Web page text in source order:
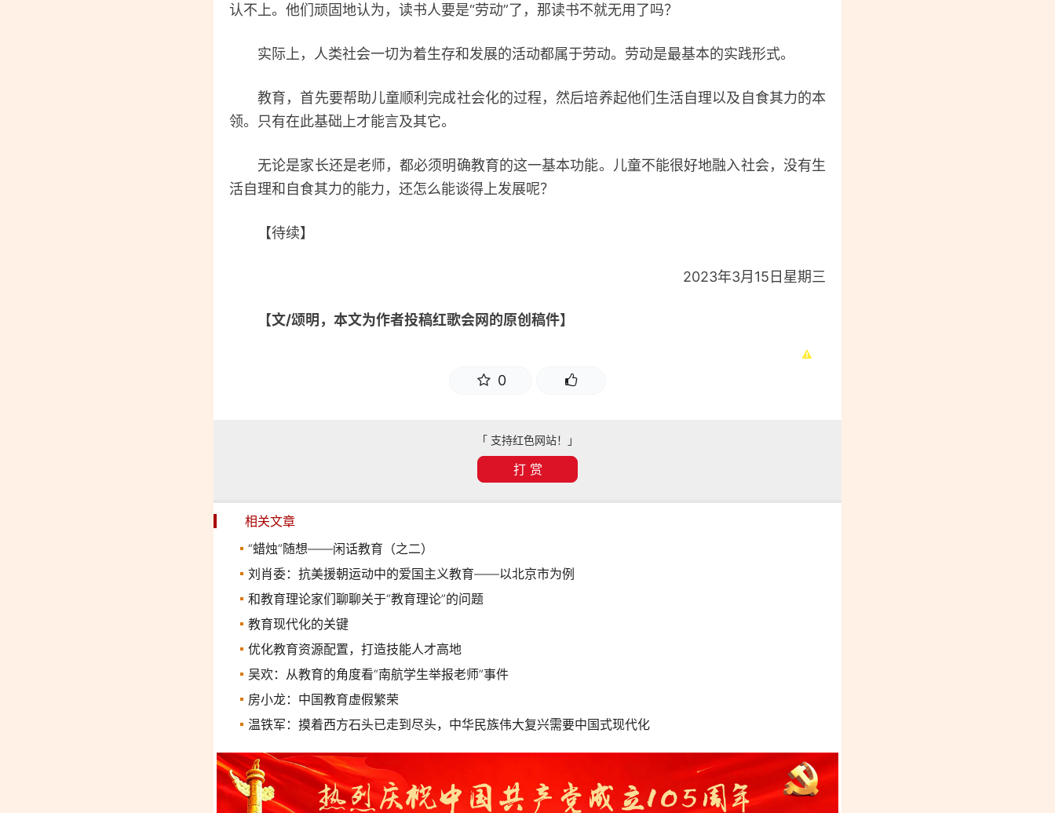
认不上。他们顽固地认为，读书人要是“劳动”了，那读书不就无用了吗？
实际上，人类社会一切为着生存和发展的活动都属于劳动。劳动是最基本的实践形式。
教育，首先要帮助儿童顺利完成社会化的过程，然后培养起他们生活自理以及自食其力的本
领。只有在此基础上才能言及其它。
无论是家长还是老师，都必须明确教育的这一基本功能。儿童不能很好地融入社会，没有生
活自理和自食其力的能力，还怎么能谈得上发展呢？
【待续】
2023年3月15日星期三
【文/颂明，本文为作者投稿红歌会网的原创稿件】
0
「 支持红色网站！」
打 赏
相关文章
“蜡烛”随想——闲话教育（之二）
刘肖委：抗美援朝运动中的爱国主义教育——以北京市为例
和教育理论家们聊聊关于“教育理论”的问题
教育现代化的关键
优化教育资源配置，打造技能人才高地
吴欢：从教育的角度看“南航学生举报老师”事件
房小龙：中国教育虚假繁荣
温铁军：摸着西方石头已走到尽头，中华民族伟大复兴需要中国式现代化